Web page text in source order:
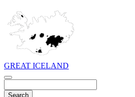
GREAT ICELAND